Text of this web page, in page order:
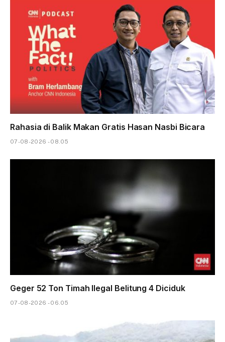
Rahasia di Balik Makan Gratis Hasan Nasbi Bicara
07-08-2026 - 08.05
Geger 52 Ton Timah Ilegal Belitung 4 Diciduk
07-08-2026 - 06.05